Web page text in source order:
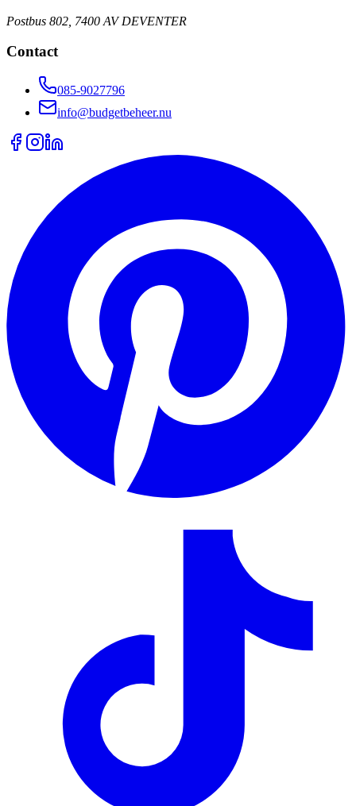
Postbus 802, 7400 AV DEVENTER
Contact
085-9027796
info@budgetbeheer.nu